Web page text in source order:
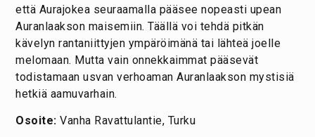
että Aurajokea seuraamalla pääsee nopeasti upean
Auranlaakson maisemiin. Täällä voi tehdä pitkän
kävelyn rantaniittyjen ympäröimänä tai lähteä joelle
melomaan. Mutta vain onnekkaimmat pääsevät
todistamaan usvan verhoaman Auranlaakson mystisiä
hetkiä aamuvarhain.
Osoite: Vanha Ravattulantie, Turku